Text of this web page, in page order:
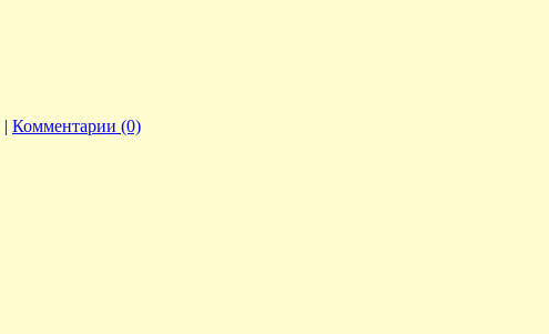
| Комментарии (0)